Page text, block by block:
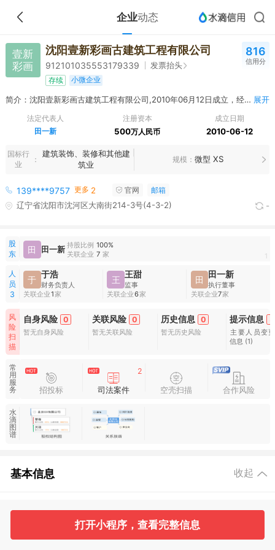
企业动态
壹新
彩画
沈阳壹新彩画古建筑工程有限公司
912101035553179339 发票抬头
存续 小微企业
816
信用分
简介：沈阳壹新彩画古建筑工程有限公司,2010年06月12日成立，经营范围包括许可经营项目：无 一般经营项目：园林古建筑工程、室内外装饰装修工程、景观工程设计、施工。 展开
法定代表人
田一新
注册资本
500万人民币
成立日期
2010-06-12
国标行
业
建筑装饰、装修和其他建
筑业
规模 微型 XS
139****9757 更多 2 官网 邮箱
辽宁省沈阳市沈河区大南街214-3号(4-3-2) -
股
东
田 田一新 持股比例 100%
关联企业 7 家 1
人
员
3
于 于浩
财务负责人
关联企业1家
王 王甜
监事
关联企业6家
田 田一新
执行董事
关联企业7家
风
险
扫
描
自身风险 0
暂无自身风险
关联风险 0
暂无关联风险
历史信息 0
暂无历史风险
提示信息
主要人员变
信息 (1)
常
用
服
务
招投标
2
司法案件 空壳扫描 合作风险
水
滴
图
谱
基本信息 收起
工商信息
1
股东信息
3
主要人员 对外投资
打开小程序，查看完整信息